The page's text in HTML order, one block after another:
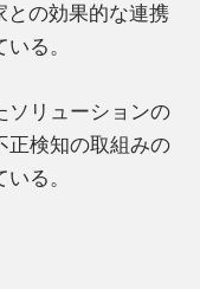
との効果的な連携
る。
ソリューションの
正検知の取組みの
る。